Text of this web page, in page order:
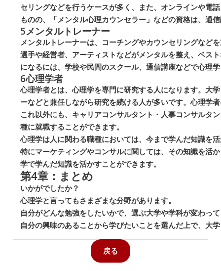
セリングなどを行うケースが多く、また、オンラインや電
ものの、「メンタル心理カウンセラー」などの資格は、通
5メンタルトレーナー
メンタルトレーナーは、コーチングやカウンセリングなど
選手や経営者、アーティストなどがメンタルを整え、ベス
になるには、学校や民間のスクール、通信講座などで心理
6心理学者
心理学者とは、心理学を専門に研究する人になります。大
ーなどと兼任しながら研究を続ける人が多いです。心理学
これ以外にも、キャリアコンサルタント・人事コンサルタ
種に就職することができます。
心理学は人に関わる職種においては、今まで学んだ知識を
特にマーケティングやコンサルに関しては、その知識を活
学で学んだ知識を活かすことができます。
第4章：まとめ
いかがでしたか？
心理学と言ってもさまざまな分野があります。
自分がどんな勉強をしたいかで、選ぶ大学や学科が変わっ
自分の興味のあることから学びたいことを選んだ上で、大
戻る